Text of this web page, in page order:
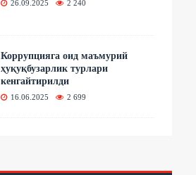
26.09.2025 2 240
Коррупцияга оид маъмурий
ҳуқуқбузарлик турлари
кенгайтирилди
16.06.2025 2 699